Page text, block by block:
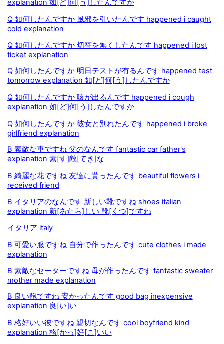
explanation 如[ど]何[う]したんですか
Q 如何したんですか 風邪を引いたんです happened i caught
cold explanation
Q 如何したんですか 切符を無くしたんです happened i lost
ticket explanation
Q 如何したんですか 明日テストが有るんです happened test
tomorrow explanation 如[ど]何[う]したんですか
Q 如何したんですか 咳が出るんです happened i cough
explanation 如[ど]何[う]したんですか
Q 如何したんですか 彼女と別れたんです happened i broke
girlfriend explanation
B 素敵な車ですね 父のなんです fantastic car father's
explanation 素[す]敵[てき]な
B 綺麗な花ですね 友達に貰ったんです beautiful flowers i
received friend
B イタリアのなんです 新しい靴ですね shoes italian
explanation 新[あたら]しい 靴[くつ]ですね
イタリア italy
B 可愛い服ですね 自分で作ったんです cute clothes i made
explanation
B 素敵なセーターですね 母が作ったんです fantastic sweater
mother made explanation
B 良い鞄ですね 安かったんです good bag inexpensive
explanation 良[い]い
B 格好いい彼ですね 親切なんです cool boyfriend kind
explanation 格[かっ]好[こ]いい